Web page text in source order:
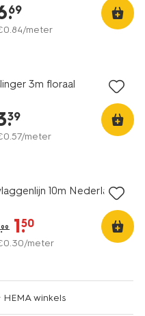
.
69
0.84/meter
3m floraal
.
39
0.57/meter
10m Nederland
.99 1.
50
0.30/meter
winkels